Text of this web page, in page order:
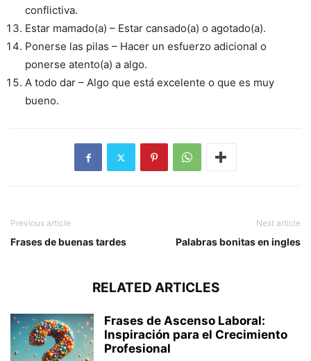
conflictiva.
Estar mamado(a) – Estar cansado(a) o agotado(a).
Ponerse las pilas – Hacer un esfuerzo adicional o
ponerse atento(a) a algo.
A todo dar – Algo que está excelente o que es muy
bueno.
Previous article
Frases de buenas tardes
Next article
Palabras bonitas en ingles
RELATED ARTICLES
Frases de Ascenso Laboral:
Inspiración para el Crecimiento
Profesional